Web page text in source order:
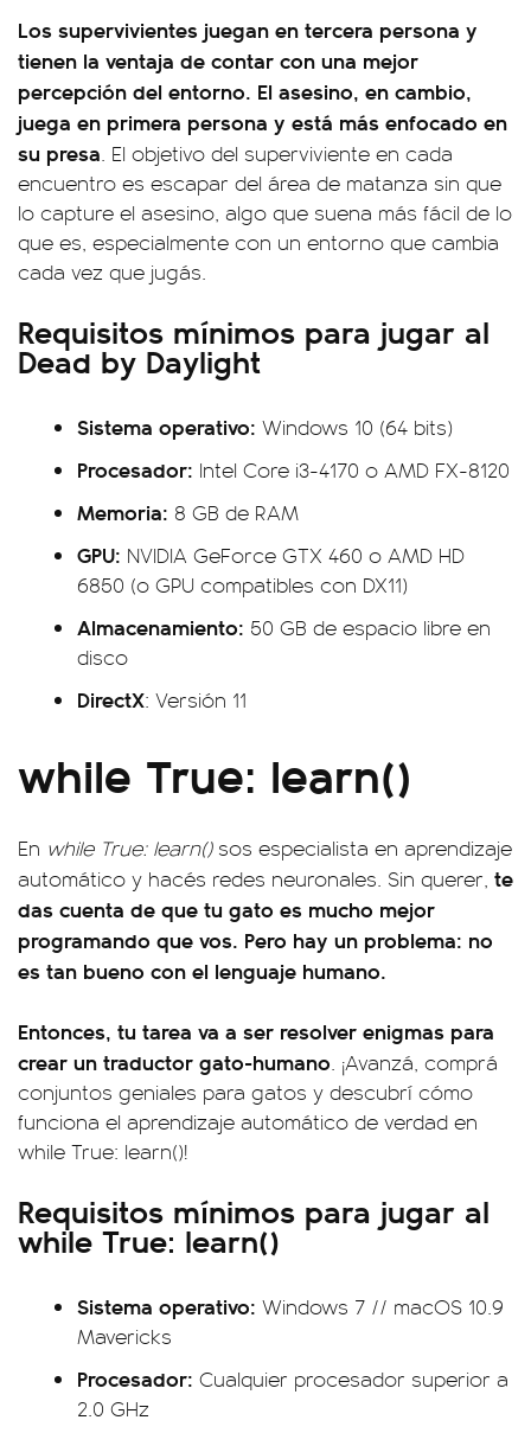
Los supervivientes juegan en tercera persona y
tienen la ventaja de contar con una mejor
percepción del entorno. El asesino, en cambio,
juega en primera persona y está más enfocado en
su presa. El objetivo del superviviente en cada
encuentro es escapar del área de matanza sin que
lo capture el asesino, algo que suena más fácil de lo
que es, especialmente con un entorno que cambia
cada vez que jugás.
Requisitos mínimos para jugar al
Dead by Daylight
Sistema operativo: Windows 10 (64 bits)
Procesador: Intel Core i3-4170 o AMD FX-8120
Memoria: 8 GB de RAM
GPU: NVIDIA GeForce GTX 460 o AMD HD
6850 (o GPU compatibles con DX11)
Almacenamiento: 50 GB de espacio libre en
disco
DirectX: Versión 11
while True: learn()
En while True: learn()sos especialista en aprendizaje
automático y hacés redes neuronales. Sin querer, te
das cuenta de que tu gato es mucho mejor
programando que vos. Pero hay un problema: no
es tan bueno con el lenguaje humano.
Entonces, tu tarea va a ser resolver enigmas para
crear un traductor gato-humano. ¡Avanzá, comprá
conjuntos geniales para gatos y descubrí cómo
funciona el aprendizaje automático de verdad en
while True: learn()!
Requisitos mínimos para jugar al
while True: learn()
Sistema operativo: Windows 7 // macOS 10.9
Mavericks
Procesador: Cualquier procesador superior a
2.0 GHz